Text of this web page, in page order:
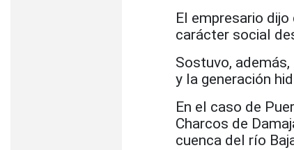
El empresario
carácter social
Sostuvo,
y la generación
En el caso de
Charcos de
cuenca del río